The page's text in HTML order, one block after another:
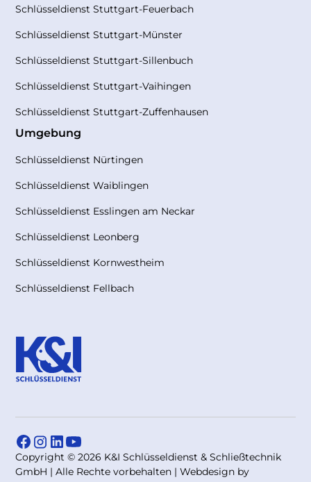
Schlüsseldienst Stuttgart-Feuerbach
Schlüsseldienst Stuttgart-Münster
Schlüsseldienst Stuttgart-Sillenbuch
Schlüsseldienst Stuttgart-Vaihingen
Schlüsseldienst Stuttgart-Zuffenhausen
Umgebung
Schlüsseldienst Nürtingen
Schlüsseldienst Waiblingen
Schlüsseldienst Esslingen am Neckar
Schlüsseldienst Leonberg
Schlüsseldienst Kornwestheim
Schlüsseldienst Fellbach
Copyright © 2026 K&I Schlüsseldienst & Schließtechnik
GmbH | Alle Rechte vorbehalten | Webdesign by